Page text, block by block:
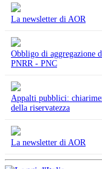
La newsletter di AOR
Obbligo di aggregazione
PNRR - PNC
Appalti pubblici:
della riservatezza
La newsletter di AOR